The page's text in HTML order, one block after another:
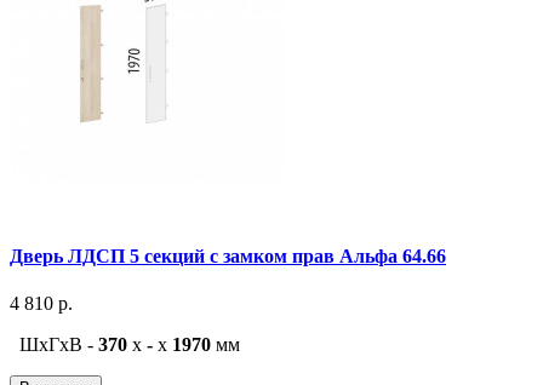
Дверь ЛДСП 5 секций с замком прав Альфа 64.66
4 810 р.
ШxГxВ - 370 x - x 1970 мм